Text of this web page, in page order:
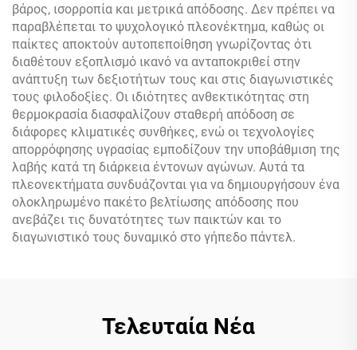
βάρος, ισορροπία και μετρικά απόδοσης. Δεν πρέπει να
παραβλέπεται το ψυχολογικό πλεονέκτημα, καθώς οι
παίκτες αποκτούν αυτοπεποίθηση γνωρίζοντας ότι
διαθέτουν εξοπλισμό ικανό να ανταποκριθεί στην
ανάπτυξη των δεξιοτήτων τους και στις διαγωνιστικές
τους φιλοδοξίες. Οι ιδιότητες ανθεκτικότητας στη
θερμοκρασία διασφαλίζουν σταθερή απόδοση σε
διάφορες κλιματικές συνθήκες, ενώ οι τεχνολογίες
απορρόφησης υγρασίας εμποδίζουν την υποβάθμιση της
λαβής κατά τη διάρκεια έντονων αγώνων. Αυτά τα
πλεονεκτήματα συνδυάζονται για να δημιουργήσουν ένα
ολοκληρωμένο πακέτο βελτίωσης απόδοσης που
ανεβάζει τις δυνατότητες των παικτών και το
διαγωνιστικό τους δυναμικό στο γήπεδο πάντελ.
Τελευταία Νέα